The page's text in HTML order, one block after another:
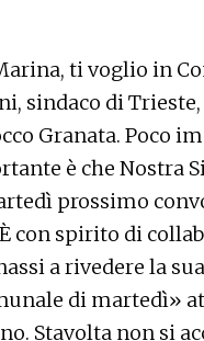
ti voglio in
sindaco di
Granata. Poco
è che Nostra
prossimo
con spirito di
a rivedere la
di martedì»
Stavolta non si